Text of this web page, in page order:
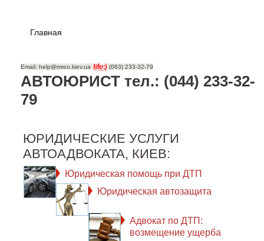
Главная
Email: help@mreo.kiev.ua (063) 233-32-79
АВТОЮРИСТ тел.: (044) 233-32-
79
ЮРИДИЧЕСКИЕ УСЛУГИ
АВТОАДВОКАТА, КИЕВ:
Юридическая помощь при ДТП
Юридическая автозащита
Адвокат по ДТП:
возмещение ущерба